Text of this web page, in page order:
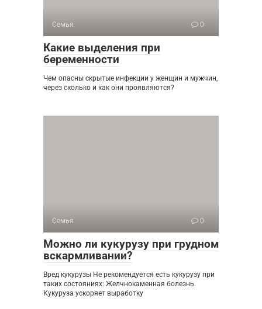
Семья 0
Какие выделения при
беременности
Чем опасны скрытые инфекции у женщин и мужчин,
через сколько и как они проявляются?
Семья 0
Можно ли кукурузу при грудном
вскармливании?
Вред кукурузы Не рекомендуется есть кукурузу при
таких состояниях: Желчнокаменная болезнь.
Кукуруза ускоряет выработку